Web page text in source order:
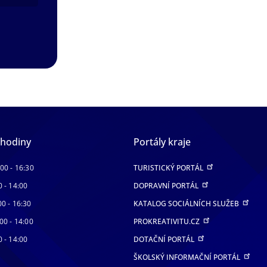
- 16:30
- 14:00
- 16:30
- 14:00
- 14:00
Portály kraje
TURISTICKÝ PORTÁL
DOPRAVNÍ PORTÁL
KATALOG SOCIÁLNÍCH SLUŽEB
PROKREATIVITU.CZ
DOTAČNÍ PORTÁL
ŠKOLSKÝ INFORMAČNÍ PORTÁL